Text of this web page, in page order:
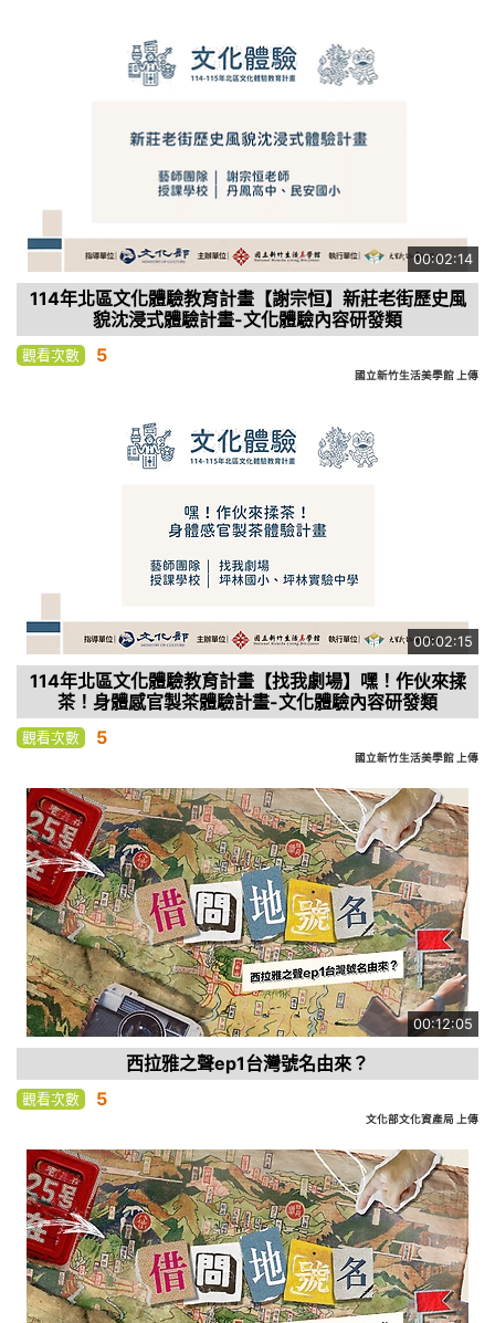
00:02:14
114年北區文化體驗教育計畫【謝宗恒】新莊老街歷史風
貌沈浸式體驗計畫-文化體驗內容研發類
觀看次數 5
國立新竹生活美學館 上傳
00:02:15
114年北區文化體驗教育計畫【找我劇場】嘿！作伙來揉
茶！身體感官製茶體驗計畫-文化體驗內容研發類
觀看次數 5
國立新竹生活美學館 上傳
00:12:05
西拉雅之聲ep1台灣號名由來？
觀看次數 5
文化部文化資產局 上傳